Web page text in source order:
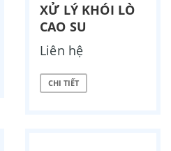
XỬ LÝ KHÓI LÒ
CAO SU
Liên hệ
CHI TIẾT